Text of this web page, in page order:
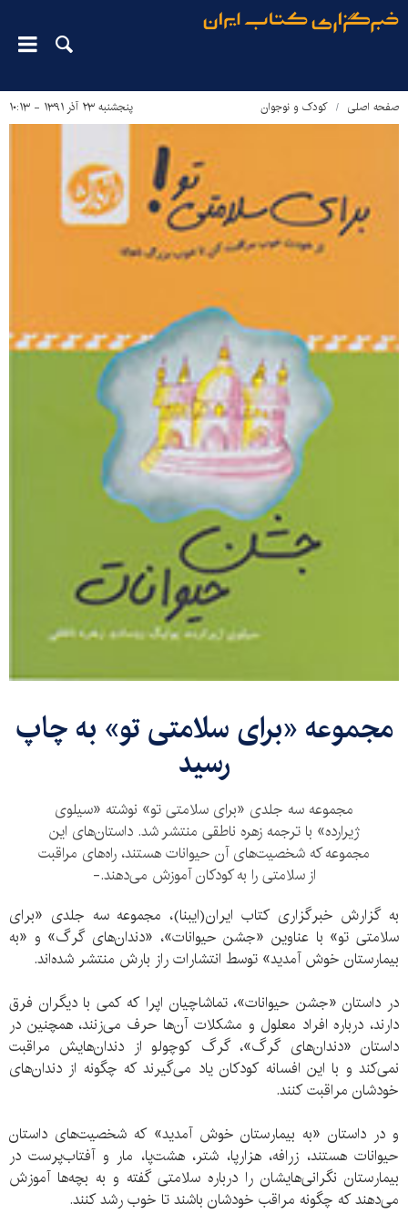
صفحه اصلی کودک و نوجوان پنجشنبه ۲۳ آذر ۱۳۹۱ - ۱۰:۱۳
مجموعه «برای سلامتی تو» به چاپ
رسید
مجموعه سه جلدی «برای سلامتی تو» نوشته «سیلوی
ژیرارده» با ترجمه زهره ناطقی منتشر شد. داستان‌های این
مجموعه که شخصیت‌های آن حیوانات هستند، راه‌های مراقبت
از سلامتی را به کودکان آموزش می‌دهند.-
به گزارش خبرگزاری کتاب ایران(ایبنا)، مجموعه سه جلدی «برای
سلامتی تو» با عناوین «جشن حیوانات»، «دندان‌های گرگ» و «به
بیمارستان خوش آمدید» توسط انتشارات راز بارش منتشر شده‌اند.
در داستان «جشن حیوانات»، تماشاچیان اپرا که کمی با دیگران فرق
دارند، درباره افراد معلول و مشکلات آن‌ها حرف می‌زنند، همچنین در
داستان «دندان‌های گرگ»، گرگ کوچولو از دندان‌هایش مراقبت
نمی‌کند و با این افسانه کودکان یاد می‌گیرند که چگونه از دندان‌های
خودشان مراقبت کنند.
و در داستان «به بیمارستان خوش آمدید» که شخصیت‌های داستان
حیوانات هستند، زرافه، هزارپا، شتر، هشت‌پا، مار و آفتاب‌پرست در
بیمارستان نگرانی‌هایشان را درباره سلامتی گفته و به بچه‌ها آموزش
می‌دهند که چگونه مراقب خودشان باشند تا خوب رشد کنند.